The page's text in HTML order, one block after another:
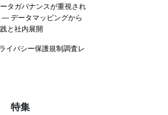
タガバナンスが重視され
― データマッピングから
と社内展開
イバシー保護規制調査レ
特集